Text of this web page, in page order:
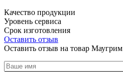
Качество продукции
Уровень сервиса
Срок изготовления
Оставить отзыв
Оставить отзыв на товар Маугрим